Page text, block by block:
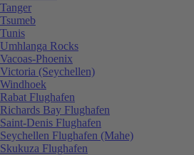
Tanger
Tsumeb
Tunis
Umhlanga Rocks
Vacoas-Phoenix
Victoria (Seychellen)
Windhoek
Rabat Flughafen
Richards Bay Flughafen
Saint-Denis Flughafen
Seychellen Flughafen (Mahe)
Skukuza Flughafen